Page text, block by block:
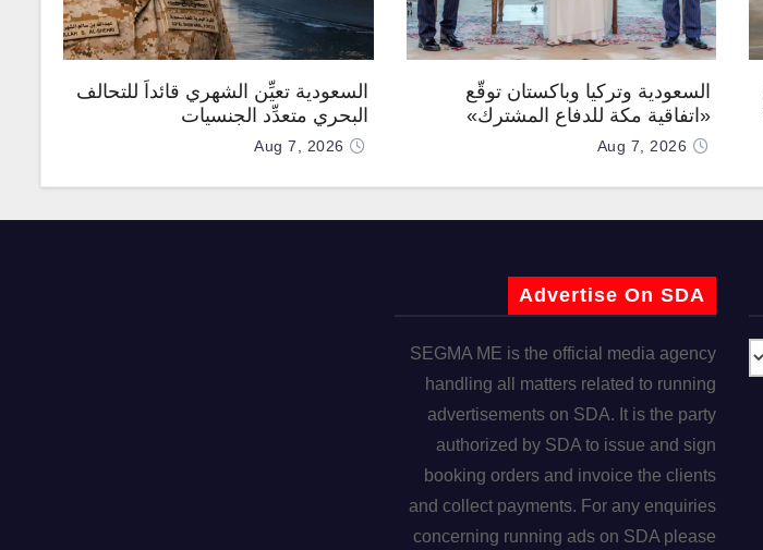
السعودية وتركيا وباكستان توقّع
«اتفاقية مكة للدفاع المشترك»
Aug 7, 2026
السعودية تعيِّن الشهري قائداً للتحالف
البحري متعدِّد الجنسيات
Aug 7, 2026
Advertise On SDA
SEGMA ME is the official media agency
handling all matters related to running
advertisements on SDA. It is the party
authorized by SDA to issue and sign
booking orders and invoice the clients
and collect payments. For any enquiries
concerning running ads on SDA please